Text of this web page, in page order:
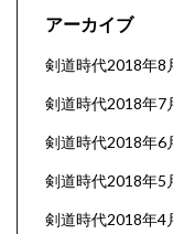
アーカイブ
剣道時代2018年8
剣道時代2018年7
剣道時代2018年6
剣道時代2018年5
剣道時代2018年4